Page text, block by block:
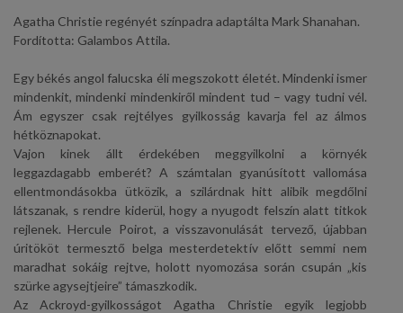
Agatha Christie regényét színpadra adaptálta Mark Shanahan.
Fordította: Galambos Attila.
Egy békés angol falucska éli megszokott életét. Mindenki ismer
mindenkit, mindenki mindenkiről mindent tud – vagy tudni vél.
Ám egyszer csak rejtélyes gyilkosság kavarja fel az álmos
hétköznapokat.
Vajon kinek állt érdekében meggyilkolni a környék
leggazdagabb emberét? A számtalan gyanúsított vallomása
ellentmondásokba ütközik, a szilárdnak hitt alibik megdőlni
látszanak, s rendre kiderül, hogy a nyugodt felszín alatt titkok
rejlenek. Hercule Poirot, a visszavonulását tervező, újabban
úritököt termesztő belga mesterdetektív előtt semmi nem
maradhat sokáig rejtve, holott nyomozása során csupán „kis
szürke agysejtjeire” támaszkodik.
Az Ackroyd-gyilkosságot Agatha Christie egyik legjobb